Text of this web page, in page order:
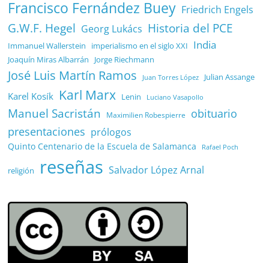
Francisco Fernández Buey Friedrich Engels
G.W.F. Hegel Georg Lukács Historia del PCE
Immanuel Wallerstein imperialismo en el siglo XXI India
Joaquín Miras Albarrán Jorge Riechmann
José Luis Martín Ramos Juan Torres López Julian Assange
Karel Kosík Karl Marx Lenin Luciano Vasapollo
Manuel Sacristán Maximilien Robespierre
obituario
presentaciones prólogos
Quinto Centenario de la Escuela de Salamanca Rafael Poch
religión reseñas Salvador López Arnal